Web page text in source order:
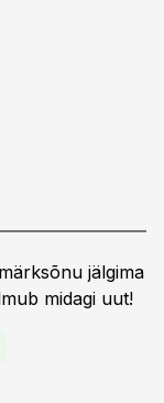
jälgima
midagi uut!